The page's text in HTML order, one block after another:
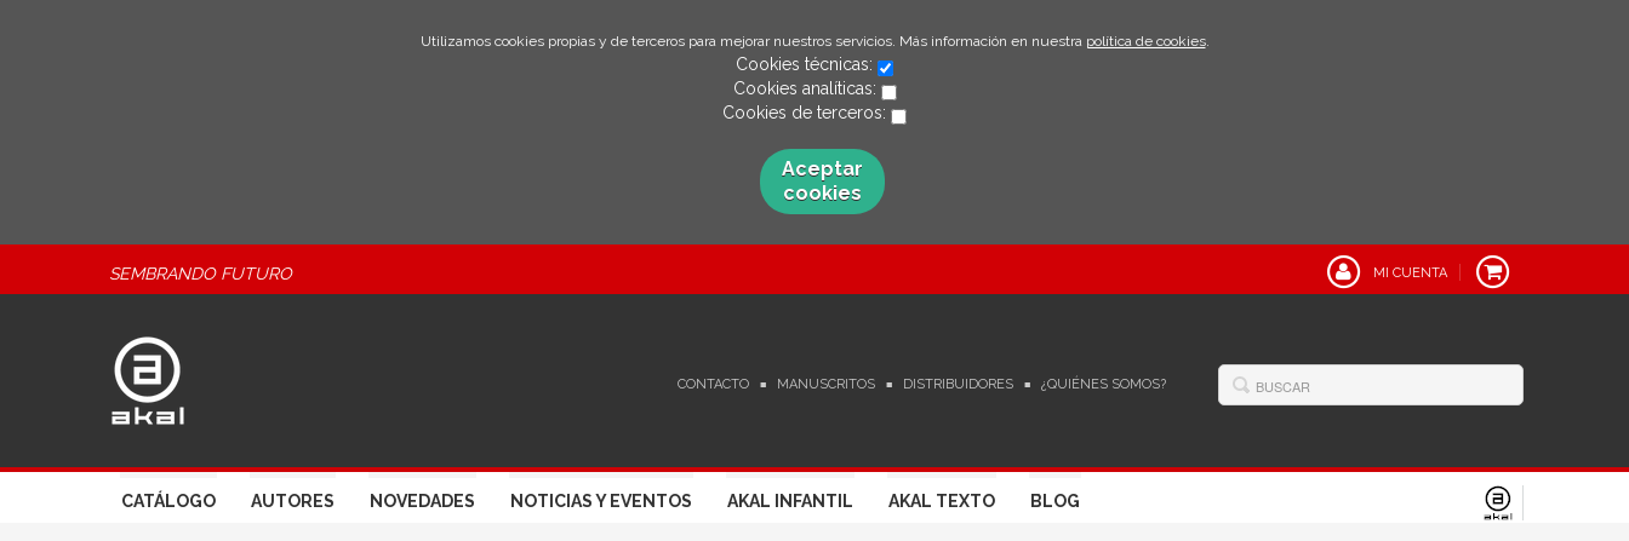
Utilizamos cookies propias y de terceros para mejorar nuestros servicios. Más información en nuestra política de cookies.
Cookies técnicas:
Cookies analíticas:
Cookies de terceros:
Aceptar
cookies
SEMBRANDO FUTURO MI CUENTA
CONTACTO MANUSCRITOS DISTRIBUIDORES ¿QUIÉNES SOMOS?
CATÁLOGO AUTORES NOVEDADES NOTICIAS Y EVENTOS AKAL INFANTIL AKAL TEXTO BLOG